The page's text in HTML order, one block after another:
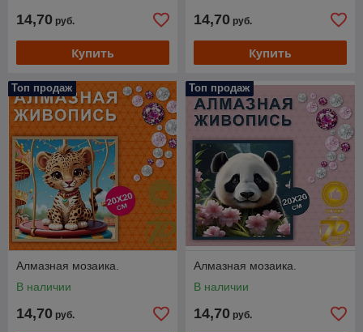
14,70 руб.
Купить
14,70 руб.
Купить
Топ продаж
Алмазная мозаика.
В наличии
14,70 руб.
Топ продаж
Алмазная мозаика.
В наличии
14,70 руб.